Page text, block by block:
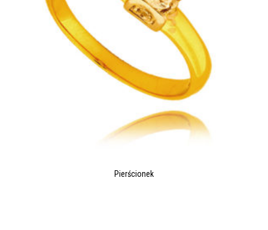
Pierścionek